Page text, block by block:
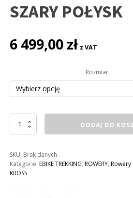
SZARY POŁYSK
6 499,00 zł z VAT
Rozmiar
ilość
ROWER
HYBRID
522
WH
DODAJ DO
SKU: Brak danych
Kategorie: EBIKE TREKKING, ROWERY, Rowery
KROSS